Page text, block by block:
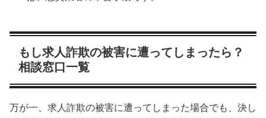
もし求人詐欺の被害に遭ってしまったら？
相談窓口一覧
万が一、求人詐欺の被害に遭ってしまった場合でも、決し